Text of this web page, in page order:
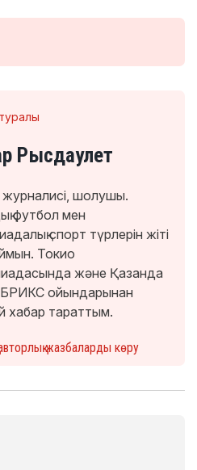
Рысдаулет
шолушы.
футбол мен
спорт түрлерін жіті
Токио
және Қазанда
ойындарынан
хабар тараттым.
жазбаларды көру